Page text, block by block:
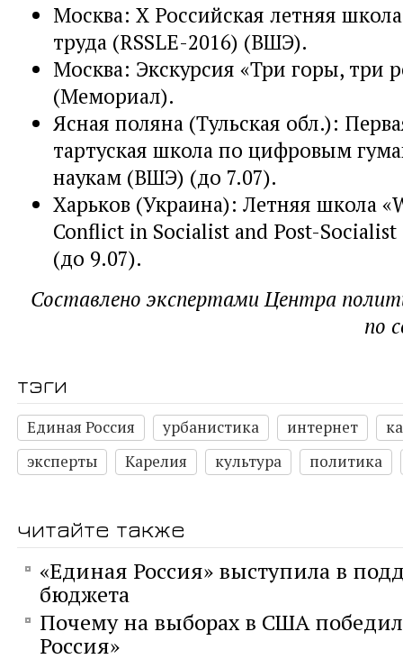
Москва: Х Российская летняя
труда (RSSLE-2016) (ВШЭ).
Москва: Экскурсия «Три горы, три
(Мемориал).
Ясная поляна (Тульская обл.):
тартуская школа по цифровым
наукам (ВШЭ) (до 7.07).
Харьков (Украина): Летняя школа
Conflict in Socialist and Post-Socialist
(до 9.07).
Составлено экспертами Центра
по
тэги
Единая Россия урбанистика интернет
эксперты
Карелия культура политика
читайте также
«Единая Россия» выступила в
бюджета
Почему на выборах в США
Россия»